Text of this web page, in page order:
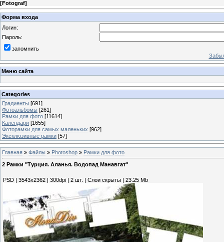
[Fotograf]
Форма входа
Логин:
Пароль:
запомнить
Меню сайта
Categories
Градиенты [691]
Фотоальбомы [261]
Рамки для фото [11614]
Календари [1655]
Фоторамки для самых маленьких [962]
Эксклюзивные рамки [57]
Главная » Файлы » Photoshop » Рамки для фото
2 Рамки "Турция. Аланья. Водопад Манавгат"
PSD | 3543х2362 | 300dpi | 2 шт. | Слои скрыты | 23.25 Mb